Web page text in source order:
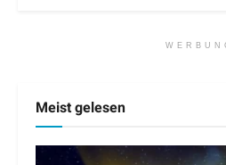
Meist gelesen